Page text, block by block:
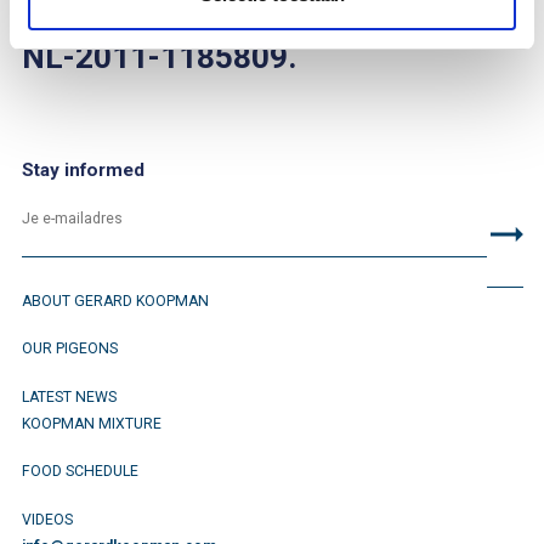
NL-2011-1185809.
Stay informed
ABOUT GERARD KOOPMAN
OUR PIGEONS
LATEST NEWS
KOOPMAN MIXTURE
FOOD SCHEDULE
VIDEOS